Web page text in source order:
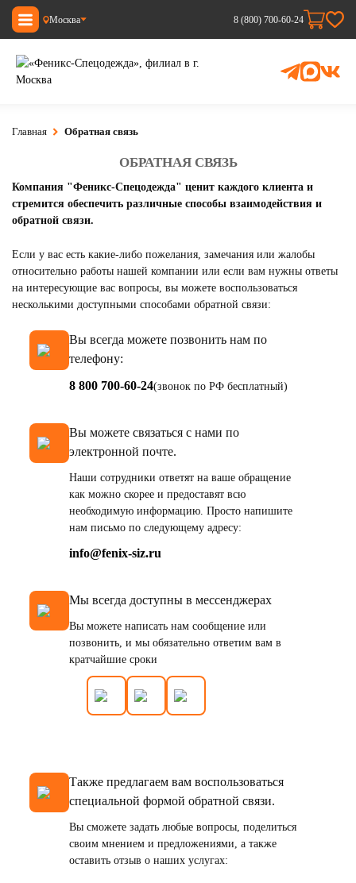
Москва 8 (800) 700-60-24
Главная Обратная связь
ОБРАТНАЯ СВЯЗЬ
Компания "Феникс-Спецодежда" ценит каждого клиента и
стремится обеспечить различные способы взаимодействия и
обратной связи.
Если у вас есть какие-либо пожелания, замечания или жалобы
относительно работы нашей компании или если вам нужны ответы
на интересующие вас вопросы, вы можете воспользоваться
несколькими доступными способами обратной связи:
Вы всегда можете позвонить нам по
телефону:
8 800 700-60-24(звонок по РФ бесплатный)
Вы можете связаться с нами по
электронной почте.
Наши сотрудники ответят на ваше обращение
как можно скорее и предоставят всю
необходимую информацию. Просто напишите
нам письмо по следующему адресу:
info@fenix-siz.ru
Мы всегда доступны в мессенджерах
Вы можете написать нам сообщение или
позвонить, и мы обязательно ответим вам в
кратчайшие сроки
Также предлагаем вам воспользоваться
специальной формой обратной связи.
Вы сможете задать любые вопросы, поделиться
своим мнением и предложениями, а также
оставить отзыв о наших услугах: